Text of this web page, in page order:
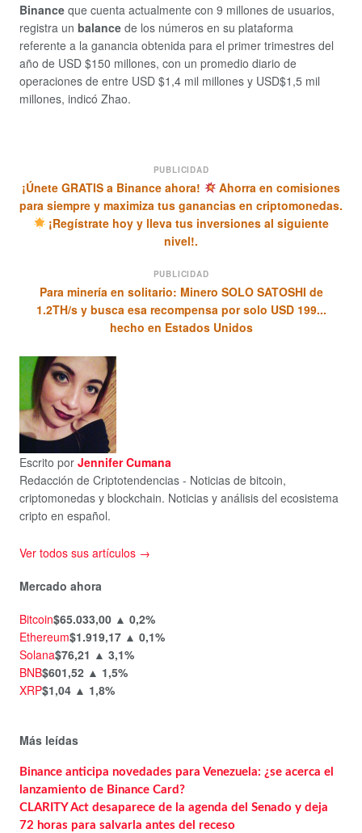
Binance que cuenta actualmente con 9 millones de usuarios,
registra un balance de los números en su plataforma
referente a la ganancia obtenida para el primer trimestres del
año de USD $150 millones, con un promedio diario de
operaciones de entre USD $1,4 mil millones y USD$1,5 mil
millones, indicó Zhao.
PUBLICIDAD
¡Únete GRATIS a Binance ahora!
Ahorra en comisiones
para siempre y maximiza tus ganancias en criptomonedas.
¡Regístrate hoy y lleva tus inversiones al siguiente
nivel!.
PUBLICIDAD
Para minería en solitario: Minero SOLO SATOSHI de
1.2TH/s y busca esa recompensa por solo USD 199...
hecho en Estados Unidos
Escrito por Jennifer Cumana
Redacción de Criptotendencias - Noticias de bitcoin,
criptomonedas y blockchain. Noticias y análisis del ecosistema
cripto en español.
Ver todos sus artículos →
Mercado ahora
Bitcoin$65.033,00 ▲ 0,2%
Ethereum$1.919,17 ▲ 0,1%
Solana$76,21 ▲ 3,1%
BNB$601,52 ▲ 1,5%
XRP$1,04 ▲ 1,8%
Más leídas
Binance anticipa novedades para Venezuela: ¿se acerca el
lanzamiento de Binance Card?
CLARITY Act desaparece de la agenda del Senado y deja
72 horas para salvarla antes del receso